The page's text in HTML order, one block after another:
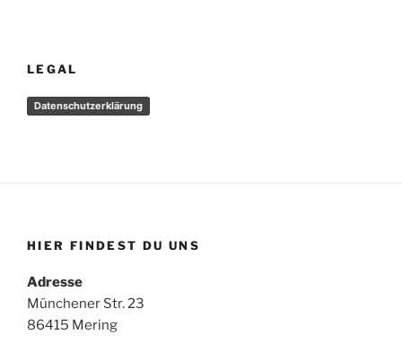
LEGAL
Datenschutzerklärung
HIER FINDEST DU UNS
Adresse
Münchener Str. 23
86415 Mering